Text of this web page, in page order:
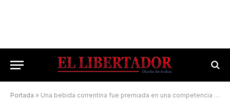
Portada » Una bebida correntina fue premiada en una competencia internacional